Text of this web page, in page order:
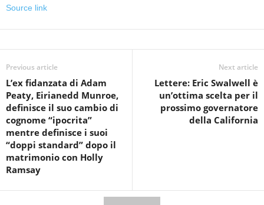
Source link
Previous article
L’ex fidanzata di Adam
Peaty, Eirianedd Munroe,
definisce il suo cambio di
cognome “ipocrita”
mentre definisce i suoi
“doppi standard” dopo il
matrimonio con Holly
Ramsay
Next article
Lettere: Eric Swalwell è
un’ottima scelta per il
prossimo governatore
della California